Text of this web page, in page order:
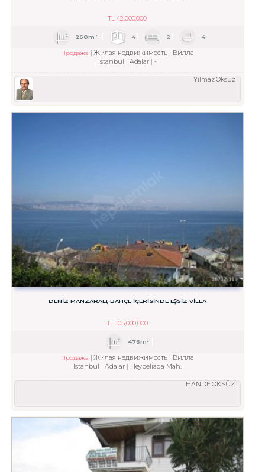
TL42,000,000
260m² 4 2 4
Продажа Жилая недвижимость
Вилла
Istanbul
Adalar -
Yılmaz Öksüz
DENİZ MANZARALI, BAHÇE İÇERİSİNDE EŞSİZ VİLLA
TL105,000,000
476m²
Продажа Жилая недвижимость
Вилла
Istanbul
Adalar Heybeliada Mah.
HANDE ÖKSÜZ